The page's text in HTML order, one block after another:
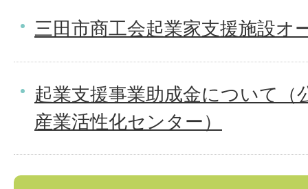
三田市商工会起業家支援施設オ
起業支援事業助成金について（
産業活性化センター）